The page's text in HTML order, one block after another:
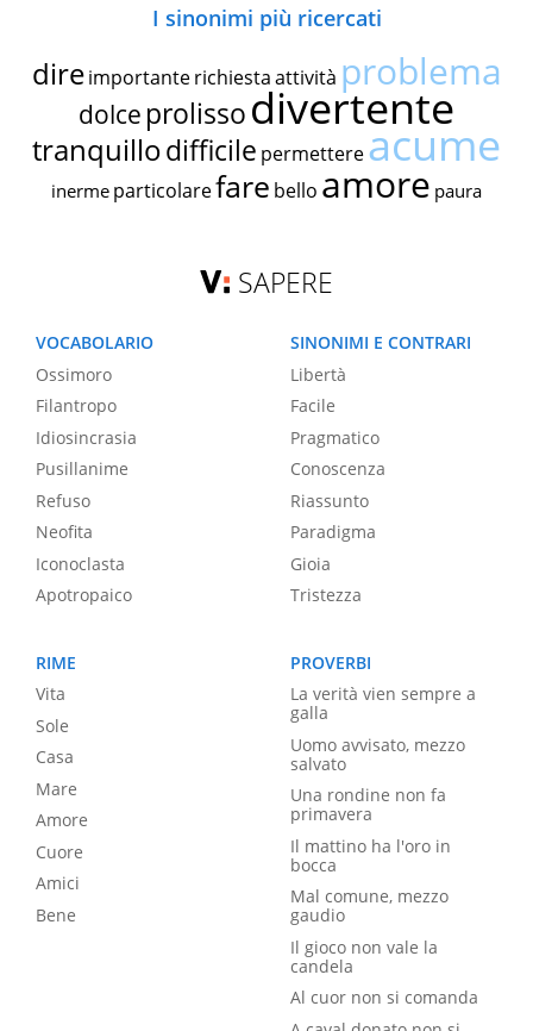
I sinonimi più ricercati
dire importante richiestaattività problema
dolce prolissodivertente
tranquillodifficile permettereacume
inerme particolarefare bello amore paura
SAPERE
VOCABOLARIO
Ossimoro
Filantropo
Idiosincrasia
Pusillanime
Refuso
Neofita
Iconoclasta
Apotropaico
SINONIMI E CONTRARI
Libertà
Facile
Pragmatico
Conoscenza
Riassunto
Paradigma
Gioia
Tristezza
RIME
Vita
Sole
Casa
Mare
Amore
Cuore
Amici
Bene
PROVERBI
La verità vien sempre a
galla
Uomo avvisato, mezzo
salvato
Una rondine non fa
primavera
Il mattino ha l'oro in
bocca
Mal comune, mezzo
gaudio
Il gioco non vale la
candela
Al cuor non si comanda